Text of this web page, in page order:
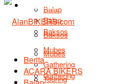
Balap
Baksos
Mubes
Gathering
Acara Bikers
Balap
Baksos
Mubes
Gathering
Touring
Berita
ACARA BIKERS